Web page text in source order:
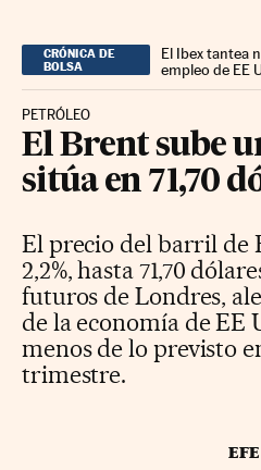
CRÓNICA DE
BOLSA
El Ibex tantea
empleo de EE
PETRÓLEO
El Brent sube
sitúa en 71,70
El precio del barril de
2,2%, hasta 71,70
futuros de Londres,
de la economía de EE
menos de lo previsto
trimestre.
EFE